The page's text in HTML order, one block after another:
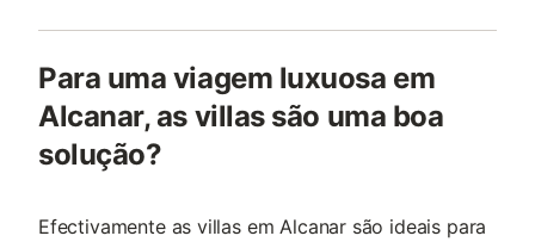
Para uma viagem luxuosa em
Alcanar, as villas são uma boa
solução?
Efectivamente as villas em Alcanar são ideais para